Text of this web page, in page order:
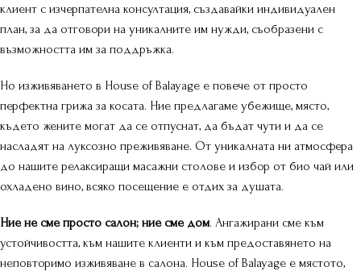
клиент с изчерпателна консултация, създавайки индивидуален
план, за да отговори на уникалните им нужди, съобразени с
възможността им за поддръжка.
Но изживяването в House of Balayage е повече от просто
перфектна грижа за косата. Ние предлагаме убежище, място,
където жените могат да се отпуснат, да бъдат чути и да се
насладят на луксозно преживяване. От уникалната ни атмосфера
до нашите релаксиращи масажни столове и избор от био чай или
охладено вино, всяко посещение е отдих за душата.
Ние не сме просто салон; ние сме дом. Ангажирани сме към
устойчивостта, към нашите клиенти и към предоставянето на
неповторимо изживяване в салона. House of Balayage е мястото,